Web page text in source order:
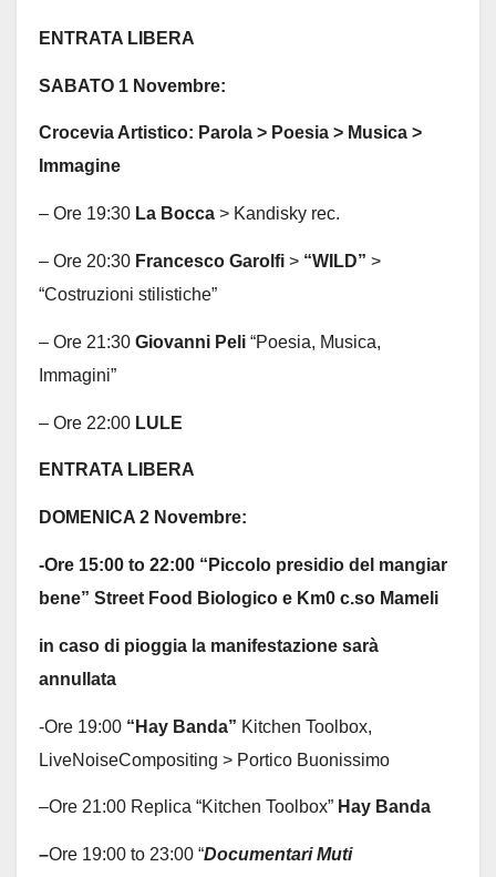
ENTRATA LIBERA
SABATO 1 Novembre:
Crocevia Artistico: Parola > Poesia > Musica >
Immagine
– Ore 19:30 La Bocca > Kandisky rec.
– Ore 20:30 Francesco Garolfi > “WILD” >
“Costruzioni stilistiche”
– Ore 21:30 Giovanni Peli “Poesia, Musica,
Immagini”
– Ore 22:00 LULE
ENTRATA LIBERA
DOMENICA 2 Novembre:
-Ore 15:00 to 22:00 “Piccolo presidio del mangiar
bene” Street Food Biologico e Km0 c.so Mameli
in caso di pioggia la manifestazione sarà
annullata
-Ore 19:00 “Hay Banda” Kitchen Toolbox,
LiveNoiseCompositing > Portico Buonissimo
–Ore 21:00 Replica “Kitchen Toolbox” Hay Banda
–Ore 19:00 to 23:00 “Documentari Muti